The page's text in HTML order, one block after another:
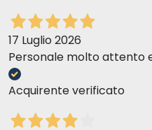
17 Luglio 2026
Personale molto attento
Acquirente verificato